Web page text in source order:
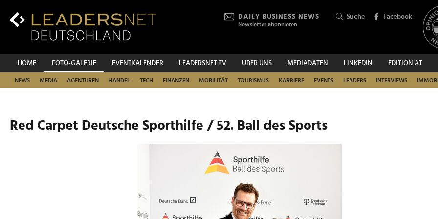
Inhalt
Hauptnavigation
DAILY BUSINESS NEWS
Newsletter abonnieren
Suche Facebook
HOME FOTO-GALERIE EVENTKALENDER LEADERSNET.TV ÜBER UNS MEDIADATEN LINKEDIN EDITION AT
NEWS MEDIA AGENTUREN HANDEL TECH FINANZEN MOBILITÄT TOURISMUS KARRIERE EVENTS LEADERS INTERVIEWS
SUCHEN
Red Carpet Deutsche Sporthilfe / 52. Ball des Sports